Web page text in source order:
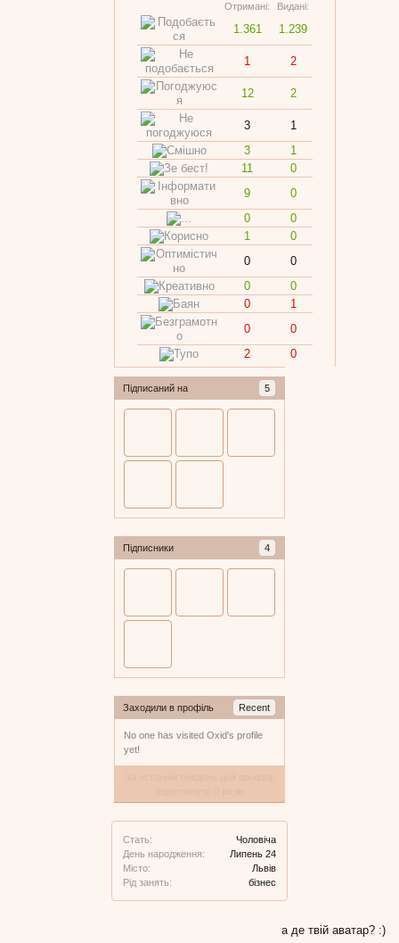
Отримані: Видані:
1.361 1.239
1 2
12 2
3
1
3
1
11
0
9
0
0
0
1
0
0
0
0
0
0
1
0
0
2
0
Підписаний на 5
Підписники 4
Заходили в профіль Recent
No one has visited Oxid's profile
yet!
Стать:
Чоловіча
День народження:
Липень 24
Місто:
Львів
Рід занять:
бізнес
а де твій аватар? :)